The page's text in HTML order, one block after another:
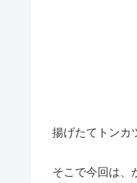
揚げたてトンカ
そこで今回は、